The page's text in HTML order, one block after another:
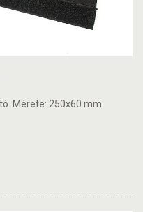
Mérete: 250x60 mm